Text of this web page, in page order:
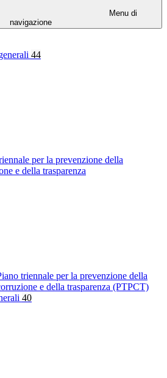
Menu di
navigazione
44
per la prevenzione della
e della trasparenza
triennale per la prevenzione della
e della trasparenza (PTPCT)
40